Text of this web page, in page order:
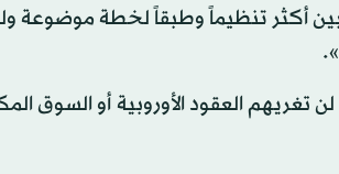
أكثر تنظيماً وطبقاً لخطة موضوعة
تغريهم العقود الأوروبية أو السوق